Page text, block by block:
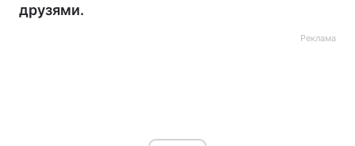
друзями.
Реклама